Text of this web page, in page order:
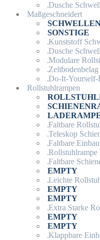
Dusche
Maßgeschneidert
SONSTIGE
Kunststoff
Dusche
Modulare
Zeltbodenbelag
Do-It-Yourself-
Rollstuhlrampen
Faltbare
Teleskop
Faltbare
Faltbare
EMPTY
Leichte
EMPTY
EMPTY
Extra Starke
EMPTY
EMPTY
Klappbare